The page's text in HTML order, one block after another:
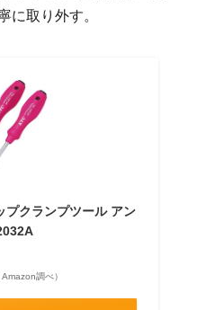
に取り外す。
プクランプツール アン
調べ）